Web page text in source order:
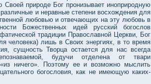
Своей природе Бог пронизывает иноприродную
и неравные степени восхождения для
любовью и отвечающих на эту любовь в
Божественных идей русский богослов
традиции Православной Церкви, Бог
человека) лишь в Своих энергиях, в то время
сущность Творца остается для нас всегда
будучи отделена от твари
«из ничего». Поэтому ее и возможно мыслить
богословия, как не имеющую каких-